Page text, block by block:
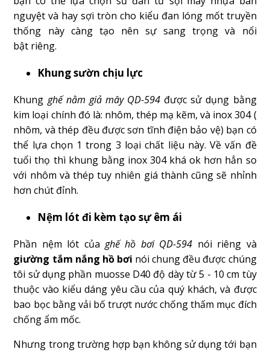
nguyệt và hay sợi tròn cho kiểu đan lóng mốt truyền
thống này càng tạo nên sự sang trọng và nổi
bật riêng.
Khung sườn chịu lực
Khung ghế nằm giả mây QD-594 được sử dụng bằng
kim loại chính đó là: nhôm, thép mạ kẽm, và inox 304 (
nhôm, và thép đều được sơn tĩnh điện bảo vệ) bạn có
thể lựa chọn 1 trong 3 loại chất liệu này. Về vấn đề
tuổi thọ thì khung bằng inox 304 khá ok hơn hẳn so
với nhôm và thép tuy nhiên giá thành cũng sẽ nhỉnh
hơn chút đỉnh.
Nệm lót đi kèm tạo sự êm ái
Phần nệm lót củaghế hồ bơi QD-594 nói riêng và
giường tắm nắng hồ bơi nói chung đều được chúng
tôi sử dụng phần muosse D40 độ dày từ 5 - 10 cm tùy
thuộc vào kiểu dáng yêu cầu của quý khách, và được
bao bọc bằng vải bố trượt nước chống thấm mục đích
chống ẩm mốc.
Nhưng trong trường hợp bạn không sử dụng tới bạn